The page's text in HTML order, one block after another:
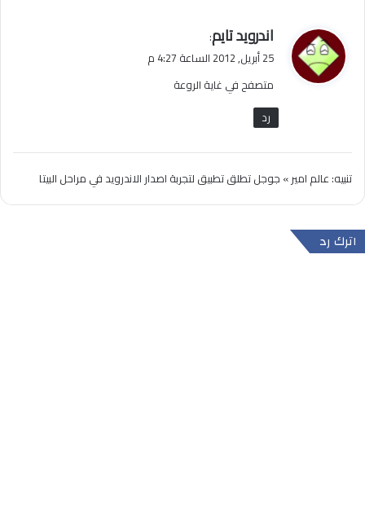
ي
ق
ل
اندرويد تايم:
25 أبريل, 2012 الساعة 4:27 م
متصفح في غاية الروعة
رد
تنبيه:عالم امير » جوجل تطلق تطبيق لتجربة اصدار الاندرويد في مراحل البيتا
اترك رد